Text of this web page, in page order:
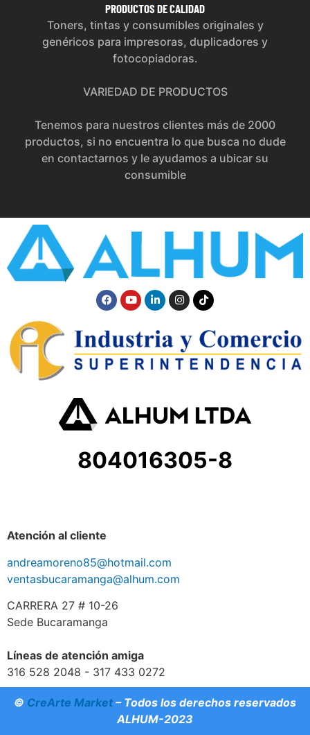
PRODUCTOS DE CALIDAD
Toners, tintas y consumibles originales y
genéricos para impresoras, duplicadores y
fotocopiadoras.
VARIEDAD DE PRODUCTOS
Tenemos para nuestros clientes más de 2000
productos, si no encuentra lo que busca no dude
en contactarnos y le ayudamos a ubicar su
consumible
804016305-8
Atención al cliente
andreamoreno85@hotmail.com
ventasbucaramanga@alhum.com
CARRERA 27 # 10-26
Sede Bucaramanga
Líneas de atención amiga
316 528 2048 - 317 433 0272
© CreArte Market – Todos los derechos reservados
ALHUM-2023